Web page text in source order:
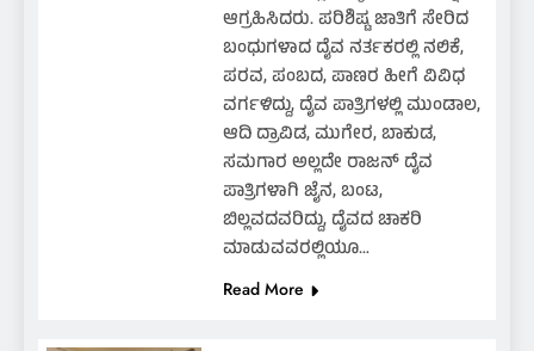
ಆಗ್ರಹಿಸಿದರು. ಪರಿಶಿಷ್ಟ ಜಾತಿಗೆ ಸೇರಿದ
ಬಂಧುಗಳಾದ ದೈವ ನರ್ತಕರಲ್ಲಿ ನಲಿಕೆ,
ಪರವ, ಪಂಬದ, ಪಾಣರ ಹೀಗೆ ವಿವಿಧ
ವರ್ಗಳಿದ್ದು, ದೈವ ಪಾತ್ರಿಗಳಲ್ಲಿ ಮುಂಡಾಲ,
ಆದಿ ದ್ರಾವಿಡ, ಮುಗೇರ, ಬಾಕುಡ,
ಸಮಗಾರ ಅಲ್ಲದೇ ರಾಜನ್ ದೈವ
ಪಾತ್ರಿಗಳಾಗಿ ಜೈನ, ಬಂಟ,
ಬಿಲ್ಲವದವರಿದ್ದು, ದೈವದ ಚಾಕರಿ
ಮಾಡುವವರಲ್ಲಿಯೂ…
Read More